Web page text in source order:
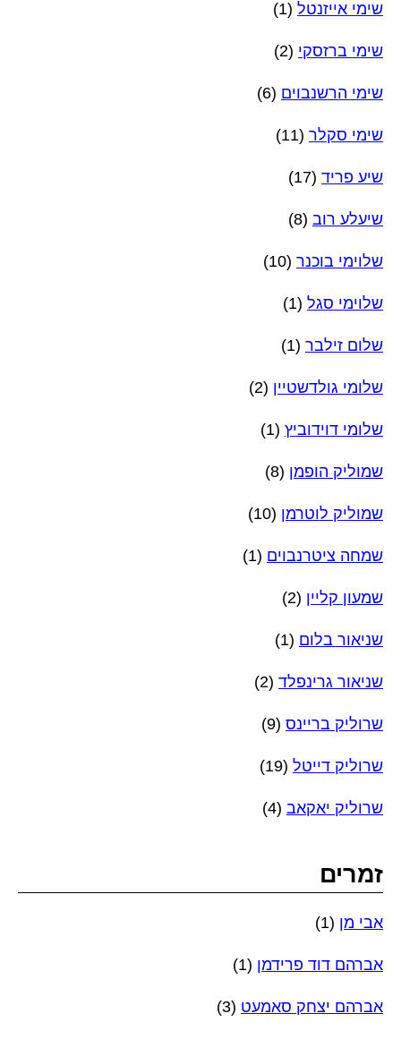
שימי אייזנטל (1)
שימי ברזסקי (2)
שימי הרשנבוים (6)
שימי סקלר (11)
שיע פריד (17)
שיעלע רוב (8)
שלוימי בוכנר (10)
שלוימי סגל (1)
שלום זילבר (1)
שלומי גולדשטיין (2)
שלומי דוידוביץ (1)
שמוליק הופמן (8)
שמוליק לוטרמן (10)
שמחה ציטרנבוים (1)
שמעון קליין (2)
שניאור בלום (1)
שניאור גרינפלד (2)
שרוליק בריינס (9)
שרוליק דייטל (19)
שרוליק יאקאב (4)
זמרים
אבי מן (1)
אברהם דוד פרידמן (1)
אברהם יצחק סאמעט (3)